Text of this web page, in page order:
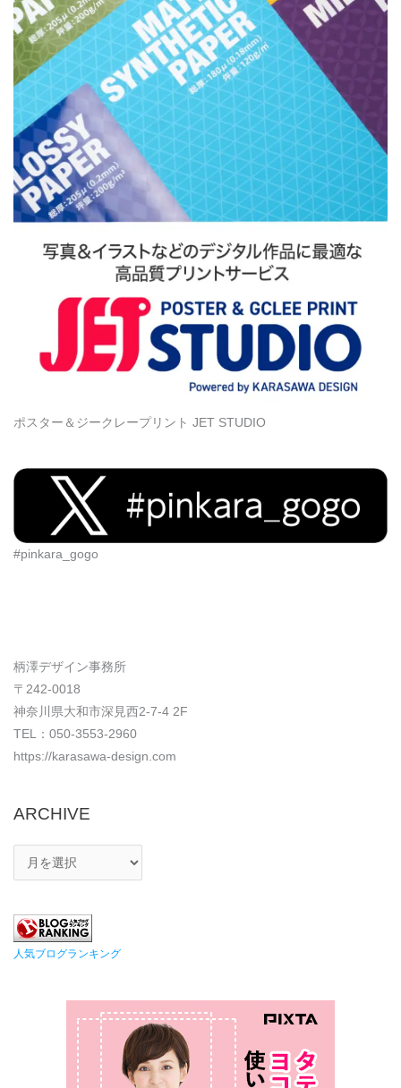
ポスター＆ジークレープリント JET STUDIO
#pinkara_gogo
柄澤デザイン事務所
〒242-0018
神奈川県大和市深見西2-7-4 2F
TEL：050-3553-2960
https://karasawa-design.com
ARCHIVE
人気ブログランキング